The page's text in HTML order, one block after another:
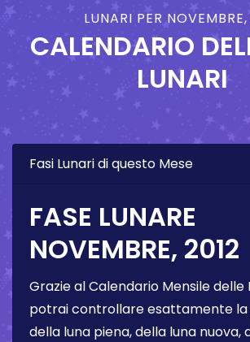
LUNARI PER
CALENDARIO
LUNARI
Fasi Lunari di questo Mese
FASE LUNARE
NOVEMBRE, 2012
Grazie al Calendario Mensile delle
potrai controllare esattamente
della luna piena, della luna nuova,